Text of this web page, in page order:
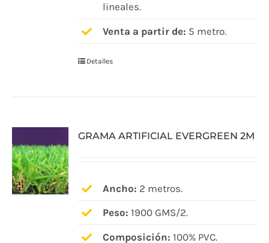
lineales.
Venta a partir de: 5 metro.
Detalles
GRAMA ARTIFICIAL EVERGREEN 2M
Ancho: 2 metros.
Peso: 1900 GMS/2.
Composición: 100% PVC.